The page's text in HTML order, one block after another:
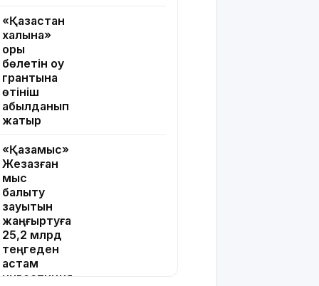
«Қазақстан
халқына»
қоры
бөлетін оқу
грантына
өтініш
қабылданып
жатыр
«Қазақмыс»
Жезқазған
мыс
балқыту
зауытын
жаңғыртуға
25,2 млрд
теңгеден
астам
инвестиция